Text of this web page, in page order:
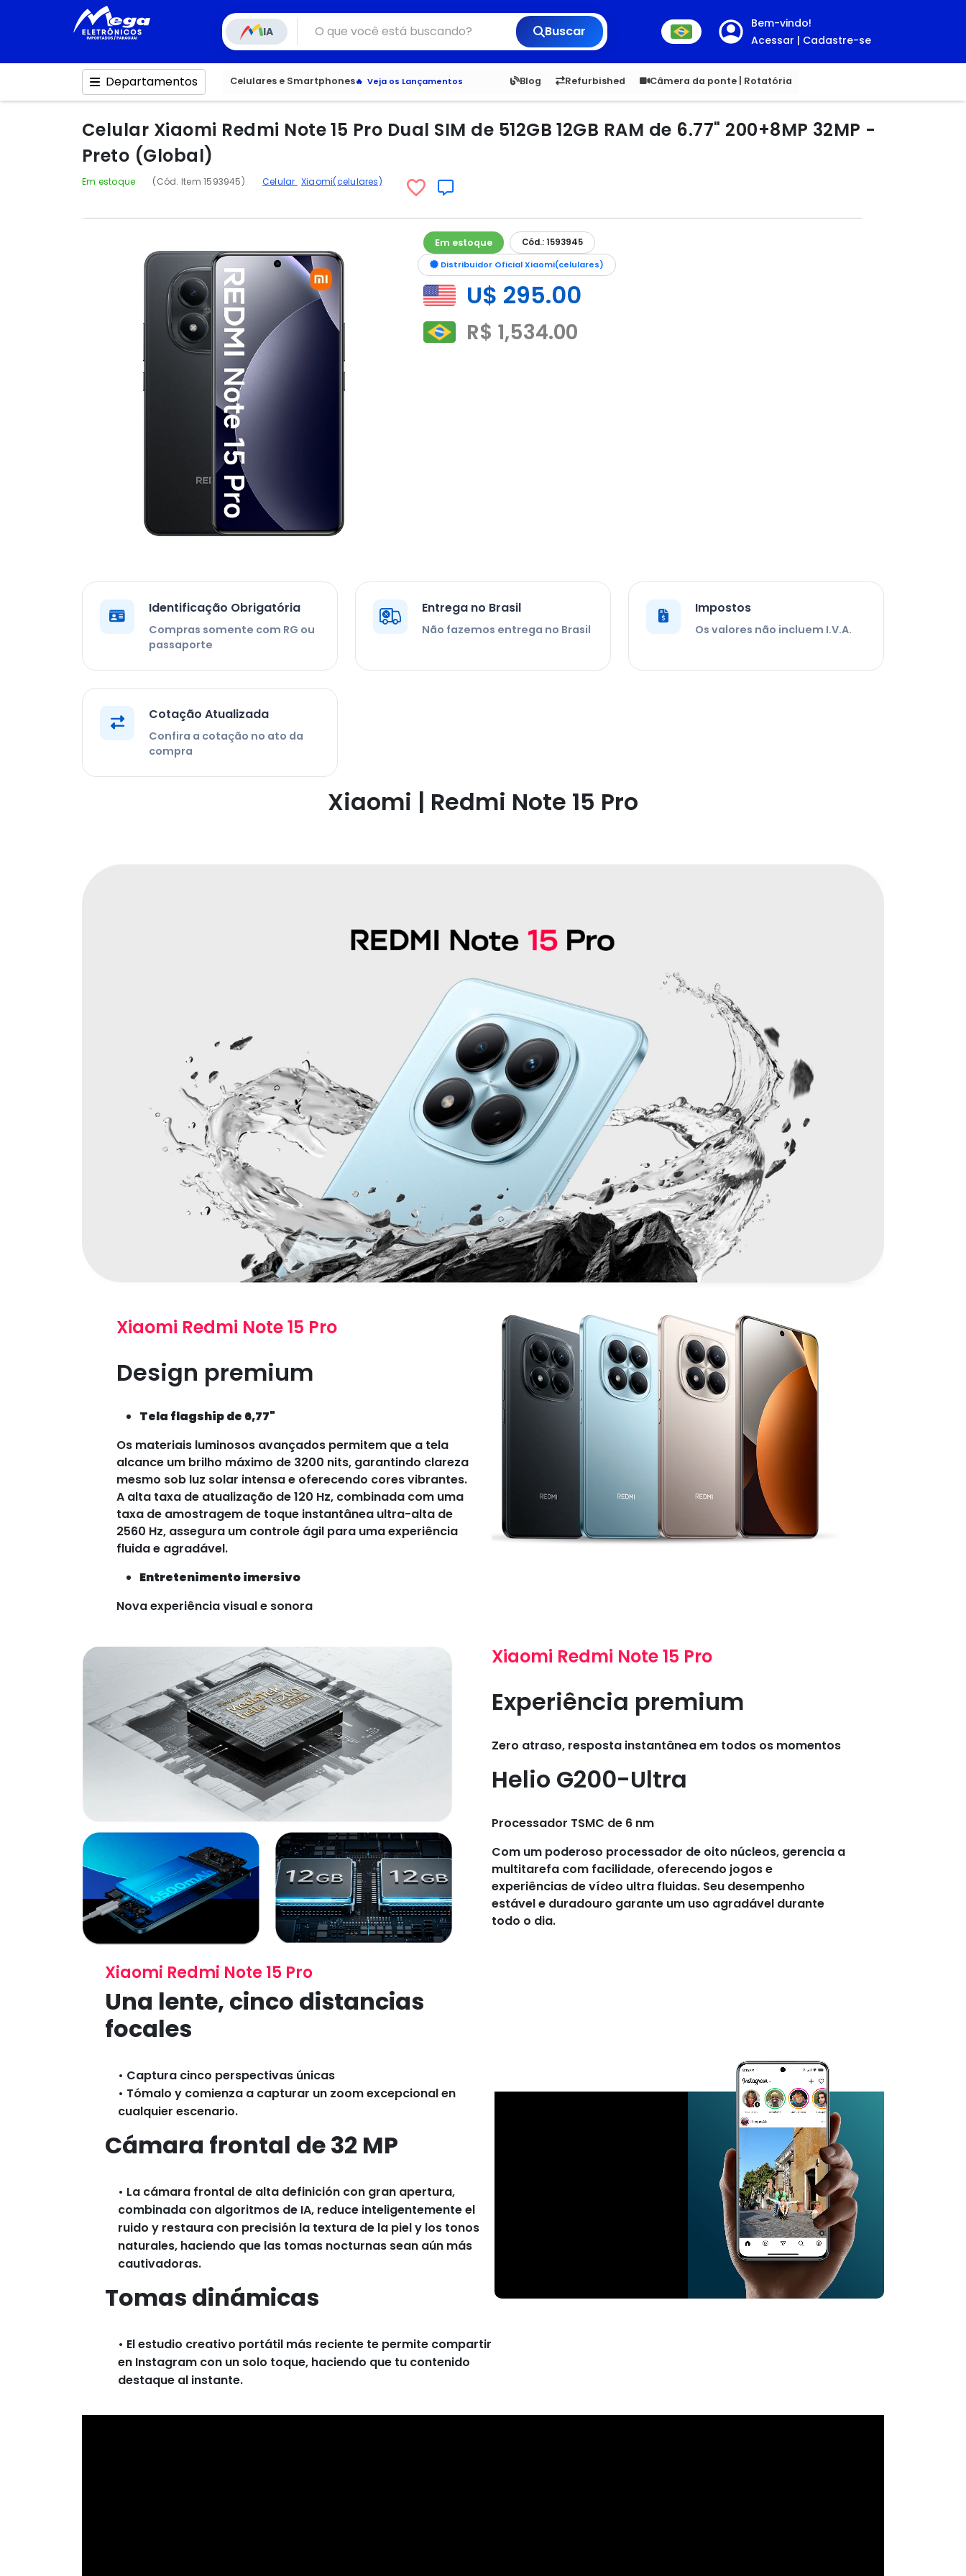
IA Buscar
Bem-vindo!
Acessar | Cadastre-se
Departamentos Celulares e Smartphones
Veja os Lançamentos
Distribuidores oficiais Xiaomi
Blog Refurbished Câmera da ponte | Rotatória
6,050 5.20 1,900 1.00
Celular Xiaomi Redmi Note 15 Pro Dual SIM de 512GB 12GB RAM de 6.77" 200+8MP 32MP -
Preto (Global)
Em estoque (Cód. Item 1593945) Celular Xiaomi(celulares)
Em estoque
Cód.: 1593945
Distribuidor Oficial Xiaomi(celulares)
U$ 295.00
R$ 1,534.00
Identificação Obrigatória
Compras somente com RG ou
passaporte
Entrega no Brasil
Não fazemos entrega no Brasil
Impostos
Os valores não incluem I.V.A.
Cotação Atualizada
Confira a cotação no ato da
compra
Xiaomi | Redmi Note 15 Pro
Xiaomi Redmi Note 15 Pro
Design premium
Tela flagship de 6,77"
Os materiais luminosos avançados permitem que a tela
alcance um brilho máximo de 3200 nits, garantindo clareza
mesmo sob luz solar intensa e oferecendo cores vibrantes.
A alta taxa de atualização de 120 Hz, combinada com uma
taxa de amostragem de toque instantânea ultra-alta de
2560 Hz, assegura um controle ágil para uma experiência
fluida e agradável.
Entretenimento imersivo
Nova experiência visual e sonora
Xiaomi Redmi Note 15 Pro
Experiência premium
Zero atraso, resposta instantânea em todos os momentos
Helio G200-Ultra
Processador TSMC de 6 nm
Com um poderoso processador de oito núcleos, gerencia a
multitarefa com facilidade, oferecendo jogos e
experiências de vídeo ultra fluidas. Seu desempenho
estável e duradouro garante um uso agradável durante
todo o dia.
Xiaomi Redmi Note 15 Pro
Una lente, cinco distancias
focales
• Captura cinco perspectivas únicas
• Tómalo y comienza a capturar un zoom excepcional en
cualquier escenario.
Cámara frontal de 32 MP
• La cámara frontal de alta definición con gran apertura,
combinada con algoritmos de IA, reduce inteligentemente el
ruido y restaura con precisión la textura de la piel y los tonos
naturales, haciendo que las tomas nocturnas sean aún más
cautivadoras.
Tomas dinámicas
• El estudio creativo portátil más reciente te permite compartir
en Instagram con un solo toque, haciendo que tu contenido
destaque al instante.